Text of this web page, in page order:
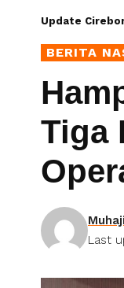
Update
BERITA
Tiga
Last